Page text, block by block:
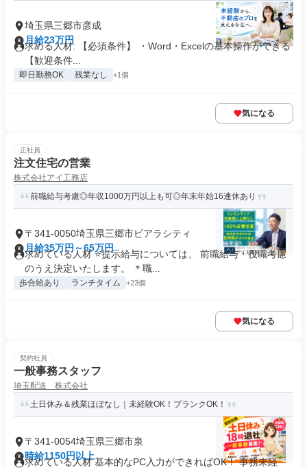
埼玉県三郷市彦成
月給23万円
求める人材: 【必須条件】 ・Word・Excelの基本操作ができる
【歓迎条件...
即日勤務OK 残業なし +1個
気になる
正社員
注文住宅の営業
株式会社アイ工務店
前職給与考慮◎年収1000万円以上も可◎年末年始16連休あり
〒341-0050埼玉県三郷市ピアラシティ
月給35万円～65万円
求めている人材 ⭐提示給与については、 前職給与・役職考慮
のうえ決定いたします。 ＊職...
歩合給あり ランチタイム +23個
気になる
契約社員
一般事務スタッフ
埼玉配送 株式会社
土日休み＆残業ほぼなし｜未経験OK！ブランクOK！
〒341-0054埼玉県三郷市泉
時給1150円以上
求めている人材 基本的なPC入力ができればOK！ 事務未経